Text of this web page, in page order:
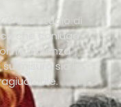
è uno studio di
che coniuga
l’efficienza
misura sia in